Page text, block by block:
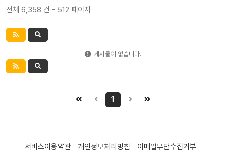
전체 6,358 건 - 512 페이지
게시물이 없습니다.
1
서비스이용약관 개인정보처리방침
이메일무단수집거부